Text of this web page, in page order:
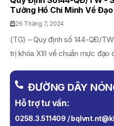
Tưởng Hồ Chí Minh Về
26 Tháng 7, 2024
(TG) – Quy định số 144-QĐ/
trị khóa XIII về chuẩn mực đạo
ĐƯỜNG DÂY
Hỗ trợ tư vấn:
0258.3.511409 /